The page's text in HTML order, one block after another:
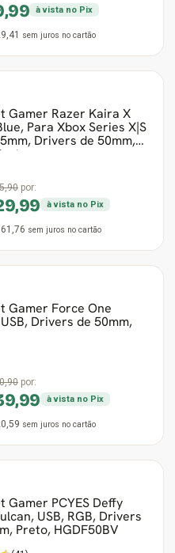
à vista no Pix
sem juros no cartão
Gamer Razer Kaira X
Para Xbox Series X|S
Drivers de 50mm,
por:
à vista no Pix
61,76 sem juros no cartão
Gamer Force One
Drivers de 50mm,
por:
à vista no Pix
sem juros no cartão
Gamer PCYES Deffy
USB, RGB, Drivers
Preto, HGDF50BV